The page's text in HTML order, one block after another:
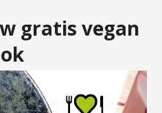
gratis vegan